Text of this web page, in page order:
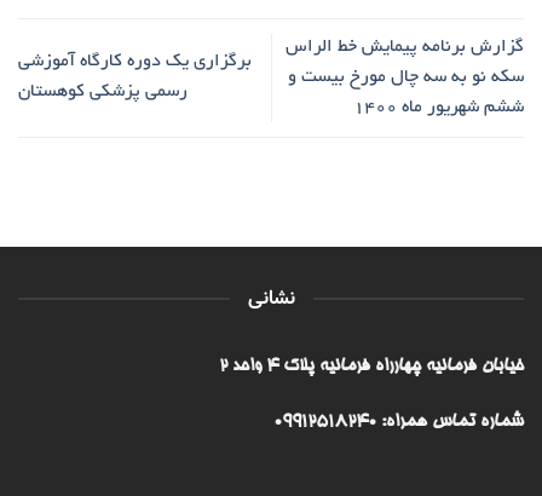
گزارش برنامه پیمایش خط الراس
سکه نو به سه چال مورخ بیست و
ششم شهریور ماه 1400
برگزاری یک دوره کارگاه آموزشی
رسمی پزشکی کوهستان
نشانی
خیابان فرمانیه چهارراه فرمانیه پلاک ۴ واحد ۲
شماره تماس همراه: 09912518240